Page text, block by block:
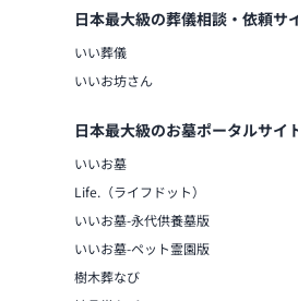
日本最大級の葬儀相談・依頼サ
いい葬儀
いいお坊さん
日本最大級のお墓ポータルサイ
いいお墓
Life.（ライフドット）
いいお墓-永代供養墓版
いいお墓-ペット霊園版
樹木葬なび